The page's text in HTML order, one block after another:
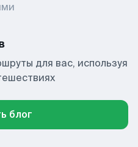
для вас, используя
блог